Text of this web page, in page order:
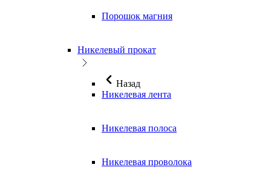
Порошок магния
Никелевый прокат
Назад
Никелевая лента
Никелевая полоса
Никелевая проволока